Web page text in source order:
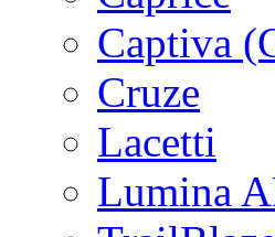
Captiva
Cruze
Lacetti
Lumina